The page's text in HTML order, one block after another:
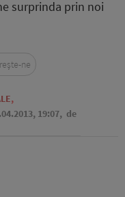
surprinda prin noi
,
19:07, de
ne